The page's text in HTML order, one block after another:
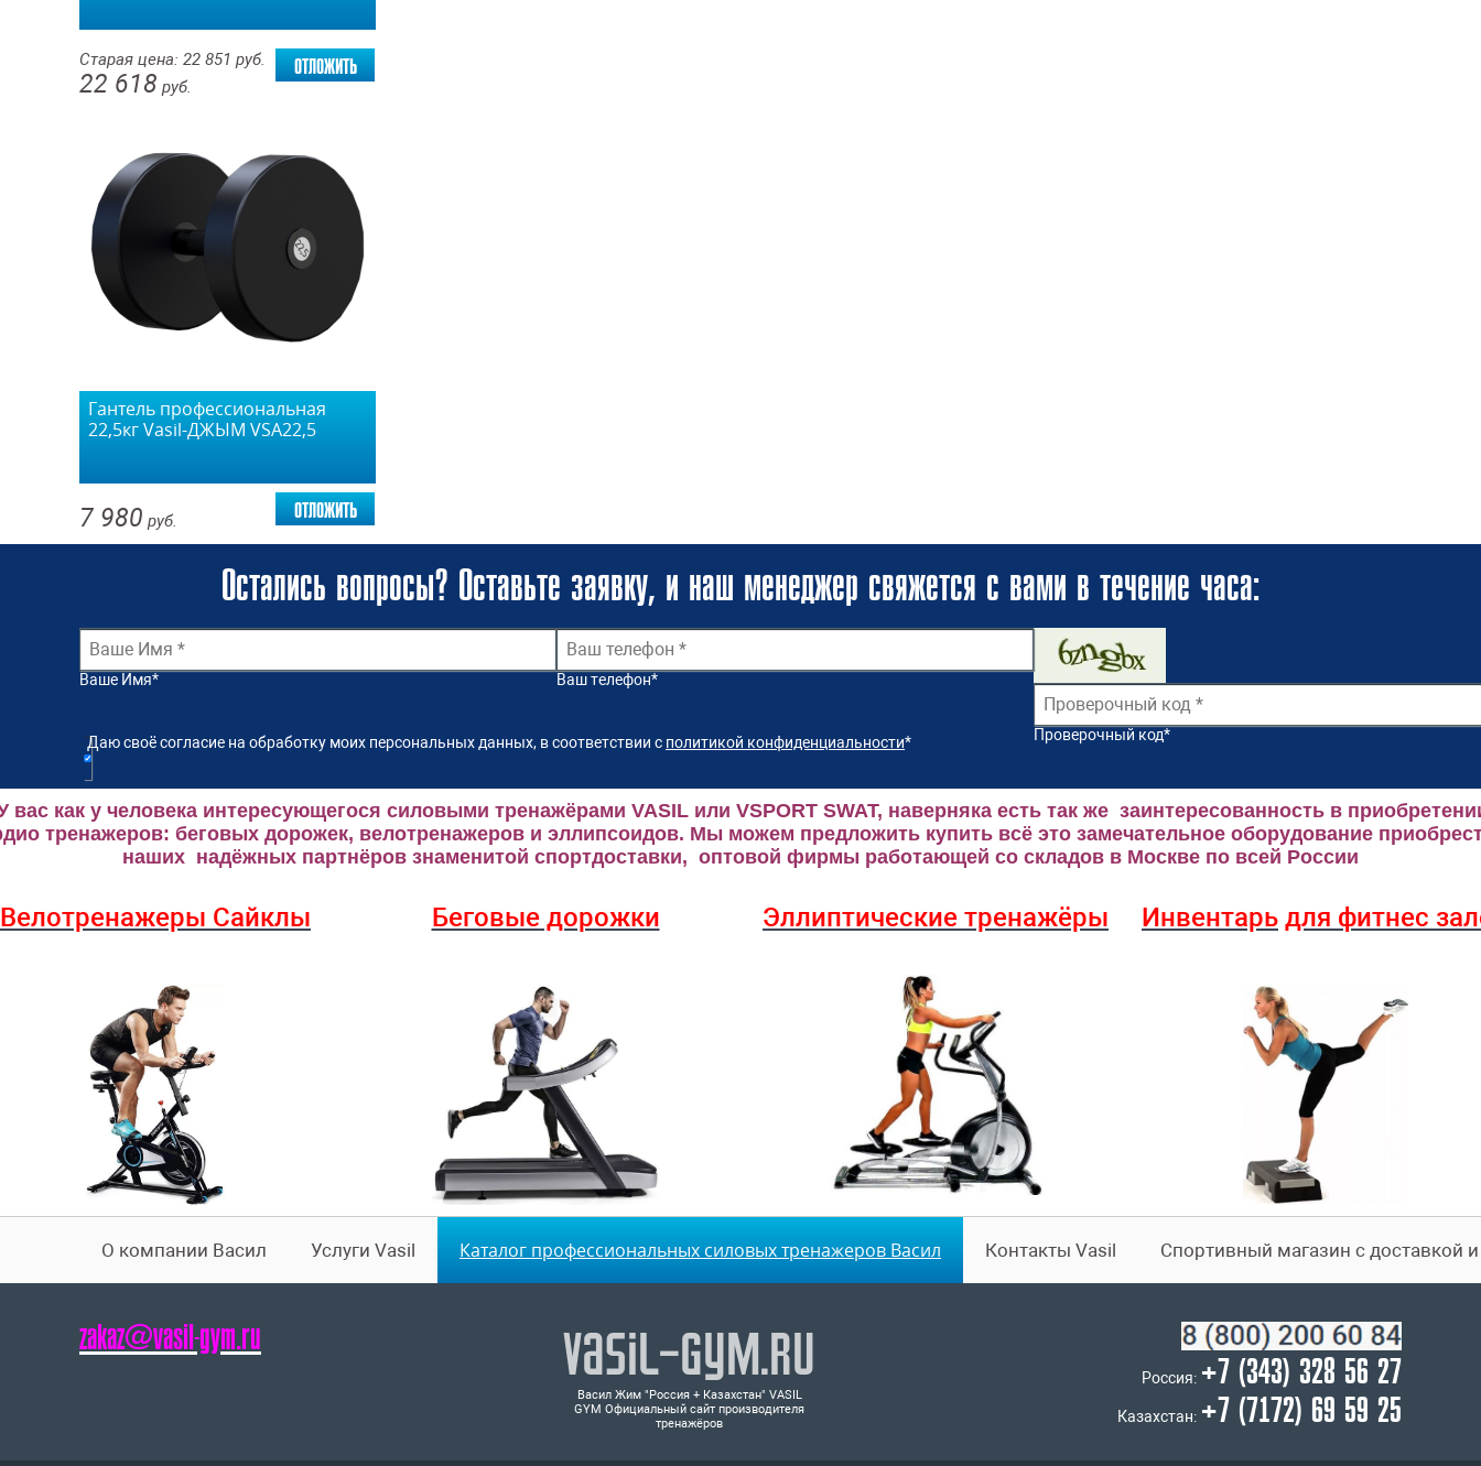
Старая цена: 22 851 руб.
22 618 руб.
отложить
Гантель профессиональная
22,5кг Vasil-ДЖЫМ VSA22,5
7 980 руб. отложить
Остались вопросы? Оставьте заявку, и наш менеджер свяжется с вами в течение часа:
Ваше Имя* Ваш телефон*
Даю своё согласие на обработку моих персональных данных, в соответствии с политикой конфиденциальности* Проверочный код*
вас как у человека интересующегося силовыми тренажёрами VASIL или VSPORT SWAT, наверняка есть так же заинтересованность в
тренажеров: беговых дорожек, велотренажеров и эллипсоидов. Мы можем предложить купить всё это замечательное оборудование
наших надёжных партнёров знаменитой спортдоставки, оптовой фирмы работающей со складов в Москве по всей России
Велотренажеры Сайклы Беговые дорожки Эллиптические тренажёры Инвентарь для фитнес
О компании Васил Услуги Vasil Каталог профессиональных силовых тренажеров Васил Контакты Vasil Спортивный магазин с доставкой
Россия: +7 (343) 328 56 27
Казахстан: +7 (7172) 69 59 25
zakaz@vasil-gym.ru Vasil-Gym.ru
Васил Жим "Россия + Казахстан" VASIL
GYM Официальный сайт производителя
тренажёров